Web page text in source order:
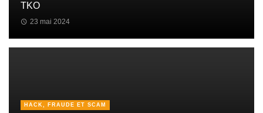
TKO
23 mai 2024
HACK, FRAUDE ET SCAM